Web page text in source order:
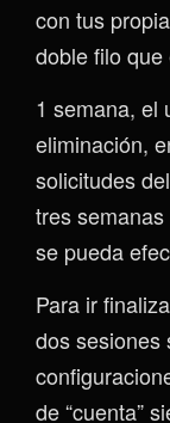
con tus
doble filo
1 semana, el
eliminación,
solicitudes
tres
se pueda
Para ir
dos sesiones
de “cuenta”